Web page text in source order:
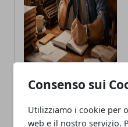
Consenso sui
Utilizziamo i cookie per
web e il nostro servizio.
ARTICOLI CORRELATI